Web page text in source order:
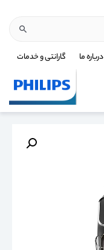
درباره ما گارانتی و خدمات